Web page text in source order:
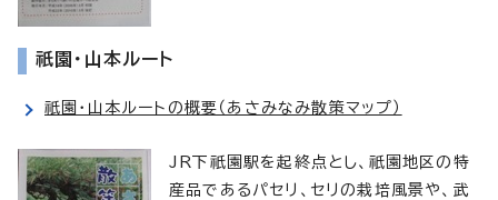
祇園・山本ルート
祇園・山本ルートの概要（あさみなみ散策マップ）
JR下祇園駅を起終点とし、祇園地区の特
産品であるパセリ、セリの栽培風景や、武